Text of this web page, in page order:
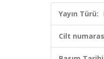
Yayın Türü:
Cilt